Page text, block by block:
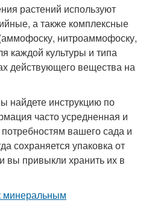
растений используют
а также комплексные
нитроаммофоску,
каждой культуры и типа
действующего вещества на
найдете инструкцию по
часто усредненная и
вашего сада и
сохраняется упаковка от
вы привыкли хранить их в